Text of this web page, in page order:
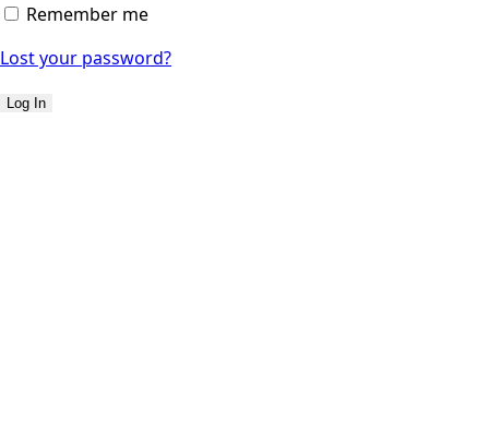
Remember me
Lost your password?